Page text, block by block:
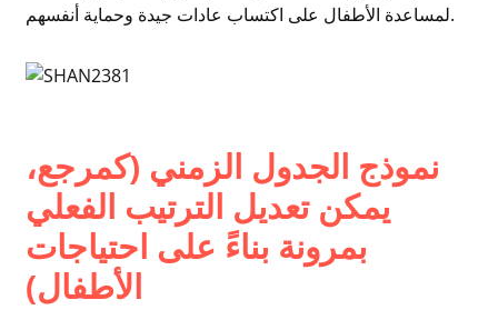
لمساعدة الأطفال على اكتساب عادات جيدة وحماية أنفسهم.
نموذج الجدول الزمني (كمرجع،
يمكن تعديل الترتيب الفعلي
بمرونة بناءً على احتياجات
الأطفال)